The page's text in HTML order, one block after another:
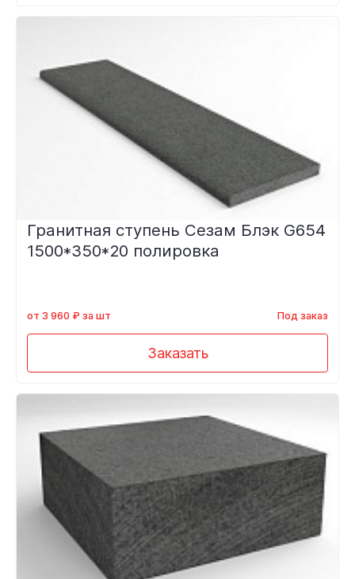
Гранитная ступень Сезам Блэк G654
1500*350*20 полировка
от 3 960 ₽ за шт Под заказ
Заказать